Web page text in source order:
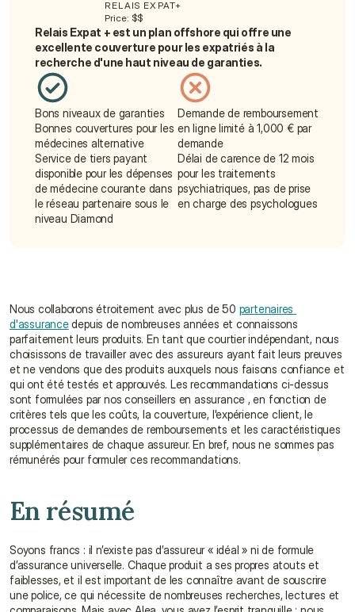
RELAIS EXPAT+
Price: $$
Relais Expat + est un plan offshore qui offre une
excellente couverture pour les expatriés à la
recherche d'une haut niveau de garanties.
Bons niveaux de garanties
Bonnes couvertures pour les
médecines alternative
Service de tiers payant
disponible pour les dépenses
de médecine courante dans
le réseau partenaire sous le
niveau Diamond
Demande de remboursement
en ligne limité à 1,000 € par
demande
Délai de carence de 12 mois
pour les traitements
psychiatriques, pas de prise
en charge des psychologues
Nous collaborons étroitement avec plus de 50 partenaires
d'assurance depuis de nombreuses années et connaissons
parfaitement leurs produits. En tant que courtier indépendant, nous
choisissons de travailler avec des assureurs ayant fait leurs preuves
et ne vendons que des produits auxquels nous faisons confiance et
qui ont été testés et approuvés. Les recommandations ci-dessus
sont formulées par nos conseillers en assurance , en fonction de
critères tels que les coûts, la couverture, l'expérience client, le
processus de demandes de remboursements et les caractéristiques
supplémentaires de chaque assureur. En bref, nous ne sommes pas
rémunérés pour formuler ces recommandations.
En résumé
Soyons francs : il n’existe pas d’assureur « idéal » ni de formule
d’assurance universelle. Chaque produit a ses propres atouts et
faiblesses, et il est important de les connaître avant de souscrire
une police, ce qui nécessite de nombreuses recherches, lectures et